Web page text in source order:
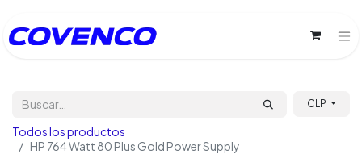
CLP
Todos los productos
HP 764 Watt 80 Plus Gold Power Supply